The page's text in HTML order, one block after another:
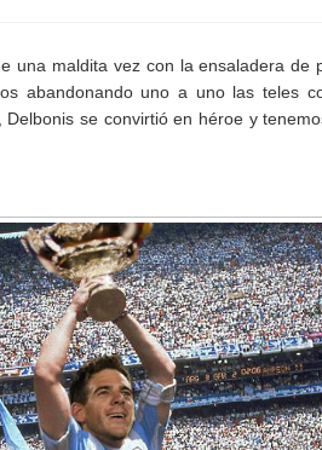
una maldita vez con la ensaladera de
abandonando uno a uno las teles
se convirtió en héroe y